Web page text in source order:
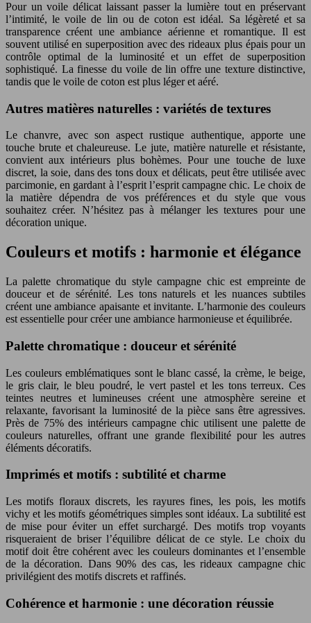
Pour un voile délicat laissant passer la lumière tout en préservant
l’intimité, le voile de lin ou de coton est idéal. Sa légèreté et sa
transparence créent une ambiance aérienne et romantique. Il est
souvent utilisé en superposition avec des rideaux plus épais pour un
contrôle optimal de la luminosité et un effet de superposition
sophistiqué. La finesse du voile de lin offre une texture distinctive,
tandis que le voile de coton est plus léger et aéré.
Autres matières naturelles : variétés de textures
Le chanvre, avec son aspect rustique authentique, apporte une
touche brute et chaleureuse. Le jute, matière naturelle et résistante,
convient aux intérieurs plus bohèmes. Pour une touche de luxe
discret, la soie, dans des tons doux et délicats, peut être utilisée avec
parcimonie, en gardant à l’esprit l’esprit campagne chic. Le choix de
la matière dépendra de vos préférences et du style que vous
souhaitez créer. N’hésitez pas à mélanger les textures pour une
décoration unique.
Couleurs et motifs : harmonie et élégance
La palette chromatique du style campagne chic est empreinte de
douceur et de sérénité. Les tons naturels et les nuances subtiles
créent une ambiance apaisante et invitante. L’harmonie des couleurs
est essentielle pour créer une ambiance harmonieuse et équilibrée.
Palette chromatique : douceur et sérénité
Les couleurs emblématiques sont le blanc cassé, la crème, le beige,
le gris clair, le bleu poudré, le vert pastel et les tons terreux. Ces
teintes neutres et lumineuses créent une atmosphère sereine et
relaxante, favorisant la luminosité de la pièce sans être agressives.
Près de 75% des intérieurs campagne chic utilisent une palette de
couleurs naturelles, offrant une grande flexibilité pour les autres
éléments décoratifs.
Imprimés et motifs : subtilité et charme
Les motifs floraux discrets, les rayures fines, les pois, les motifs
vichy et les motifs géométriques simples sont idéaux. La subtilité est
de mise pour éviter un effet surchargé. Des motifs trop voyants
risqueraient de briser l’équilibre délicat de ce style. Le choix du
motif doit être cohérent avec les couleurs dominantes et l’ensemble
de la décoration. Dans 90% des cas, les rideaux campagne chic
privilégient des motifs discrets et raffinés.
Cohérence et harmonie : une décoration réussie